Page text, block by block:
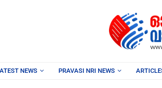
NEWS PRAVASI NRI NEWS